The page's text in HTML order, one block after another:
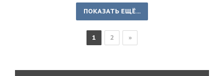
ПОКАЗАТЬ ЕЩЁ...
1 2 »